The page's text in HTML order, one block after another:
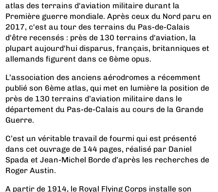
atlas des terrains d'aviation militaire durant la
Première guerre mondiale. Après ceux du Nord paru en
2017, c'est au tour des terrains du Pas-de-Calais
d'être recensés : près de 130 terrains d'aviation, la
plupart aujourd'hui disparus, français, britanniques et
allemands figurent dans ce 6ème opus.
L’association des anciens aérodromes a récemment
publié son 6ème atlas, qui met en lumière la position de
près de 130 terrains d’aviation militaire dans le
département du Pas-de-Calais au cours de la Grande
Guerre.
C’est un véritable travail de fourmi qui est présenté
dans cet ouvrage de 144 pages, réalisé par Daniel
Spada et Jean-Michel Borde d’après les recherches de
Roger Austin.
A partir de 1914, le Royal Flying Corps installe son